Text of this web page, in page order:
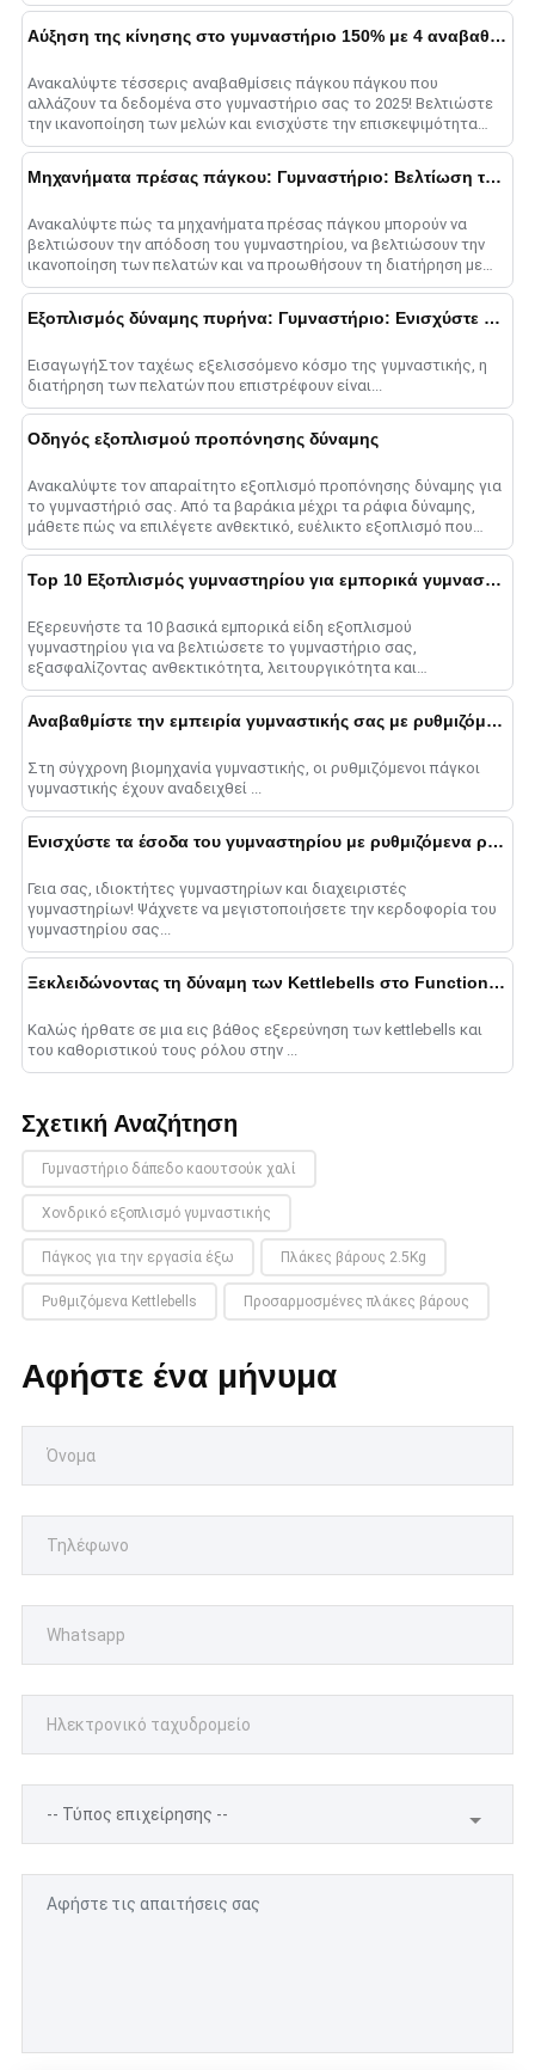
Αύξηση της κίνησης στο γυμναστήριο 150% με 4 αναβαθμίσεις πάγκου Τύπου πάγκου
Ανακαλύψτε τέσσερις αναβαθμίσεις πάγκου πάγκου που
αλλάζουν τα δεδομένα στο γυμναστήριο σας το 2025! Βελτιώστε
την ικανοποίηση των μελών και ενισχύστε την επισκεψιμότητα
του γυμναστηρίου επενδύοντας σε έξυπνους πάγκους, high-
Μηχανήματα πρέσας πάγκου: Γυμναστήριο: Βελτίωση της απόδοσης
Ανακαλύψτε πώς τα μηχανήματα πρέσας πάγκου μπορούν να
βελτιώσουν την απόδοση του γυμναστηρίου, να βελτιώσουν την
ικανοποίηση των πελατών και να προωθήσουν τη διατήρηση με
εξατομικευμένες λύσεις για κάθε επίπεδο γυμναστικής....
Εξοπλισμός δύναμης πυρήνα: Γυμναστήριο: Ενισχύστε τη διατήρηση
ΕισαγωγήΣτον ταχέως εξελισσόμενο κόσμο της γυμναστικής, η
διατήρηση των πελατών που επιστρέφουν είναι...
Οδηγός εξοπλισμού προπόνησης δύναμης
Ανακαλύψτε τον απαραίτητο εξοπλισμό προπόνησης δύναμης για
το γυμναστήριό σας. Από τα βαράκια μέχρι τα ράφια δύναμης,
μάθετε πώς να επιλέγετε ανθεκτικό, ευέλικτο εξοπλισμό που
ανταποκρίνεται στις μοναδικές......
Top 10 Εξοπλισμός γυμναστηρίου για εμπορικά γυμναστήρια
Εξερευνήστε τα 10 βασικά εμπορικά είδη εξοπλισμού
γυμναστηρίου για να βελτιώσετε το γυμναστήριο σας,
εξασφαλίζοντας ανθεκτικότητα, λειτουργικότητα και
ελκυστικότητα για όλους τους χρήστες....
Αναβαθμίστε την εμπειρία γυμναστικής σας με ρυθμιζόμενους πάγκους γυμναστικής
Στη σύγχρονη βιομηχανία γυμναστικής, οι ρυθμιζόμενοι πάγκοι
γυμναστικής έχουν αναδειχθεί ...
Ενισχύστε τα έσοδα του γυμναστηρίου με ρυθμιζόμενα ράφια
Γεια σας, ιδιοκτήτες γυμναστηρίων και διαχειριστές
γυμναστηρίων! Ψάχνετε να μεγιστοποιήσετε την κερδοφορία του
γυμναστηρίου σας...
Ξεκλειδώνοντας τη δύναμη των Kettlebells στο Functional Fitness
Καλώς ήρθατε σε μια εις βάθος εξερεύνηση των kettlebells και
του καθοριστικού τους ρόλου στην ...
Σχετική Αναζήτηση
Γυμναστήριο δάπεδο καουτσούκ χαλί
Χονδρικό εξοπλισμό γυμναστικής
Πάγκος για την εργασία έξω Πλάκες βάρους 2.5Kg
Ρυθμιζόμενα Kettlebells Προσαρμοσμένες πλάκες βάρους
Αφήστε ένα μήνυμα